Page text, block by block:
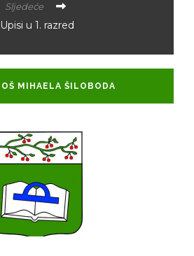
Sljedeće
Upisi u 1. razred
OŠ MIHAELA ŠILOBODA